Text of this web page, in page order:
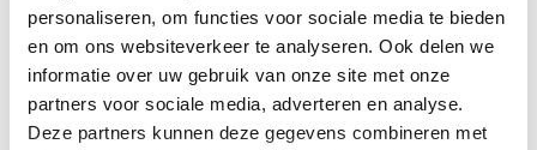
personaliseren, om functies voor sociale media te bieden
en om ons websiteverkeer te analyseren. Ook delen we
informatie over uw gebruik van onze site met onze
partners voor sociale media, adverteren en analyse.
Deze partners kunnen deze gegevens combineren met
Propsaver 20 tot 30PK
Klik voor voorraad info
€ 219,-
Propsaver 40 tot 60PK
Klik voor voorraad info
€ 260,-